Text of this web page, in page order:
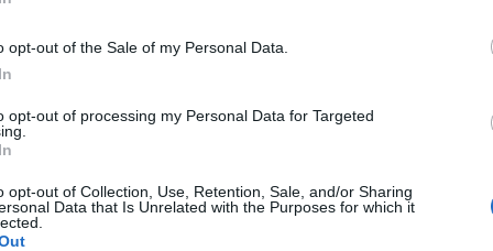
opt-out of the Sale of my Personal Data.
opt-out of processing my Personal Data for Targeted
opt-out of Collection, Use, Retention, Sale, and/or Sharing
Data that Is Unrelated with the Purposes for which it
των οχημάτων
των αεροδρομίων - Τι γίνεται σε
έκτακτο επίδομα τα 533 ευρώ